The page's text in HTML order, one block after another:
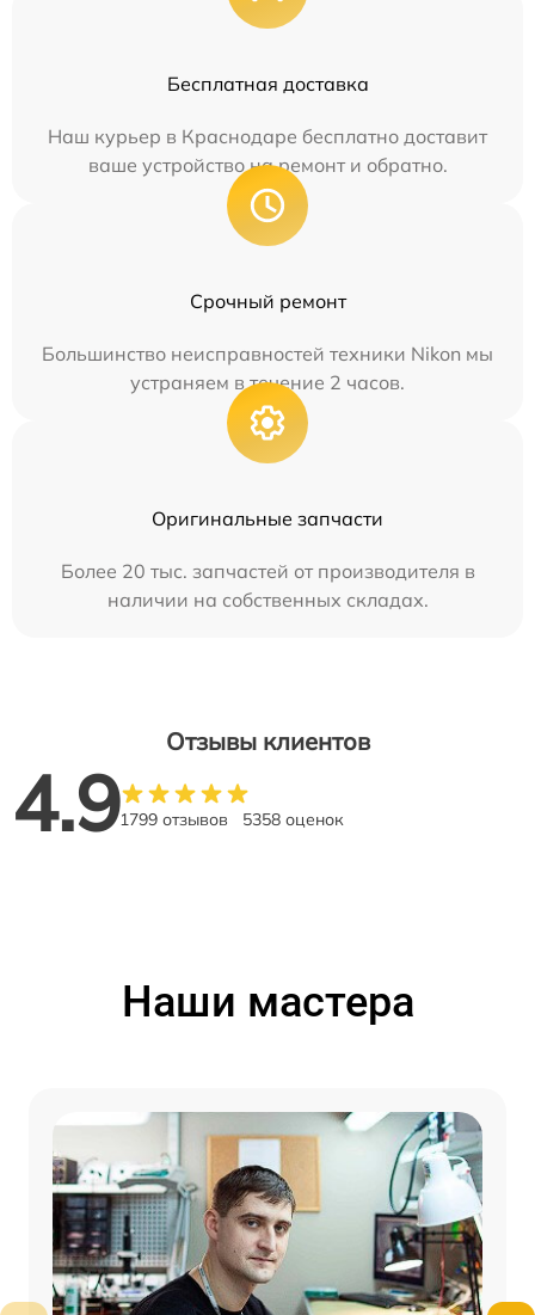
Бесплатная доставка
Наш курьер в Краснодаре бесплатно доставит
ваше устройство на ремонт и обратно.
Срочный ремонт
Большинство неисправностей техники Nikon мы
устраняем в течение 2 часов.
Оригинальные запчасти
Более 20 тыс. запчастей от производителя в
наличии на собственных складах.
Отзывы клиентов
4.91799 отзывов 5358 оценок
Наши мастера